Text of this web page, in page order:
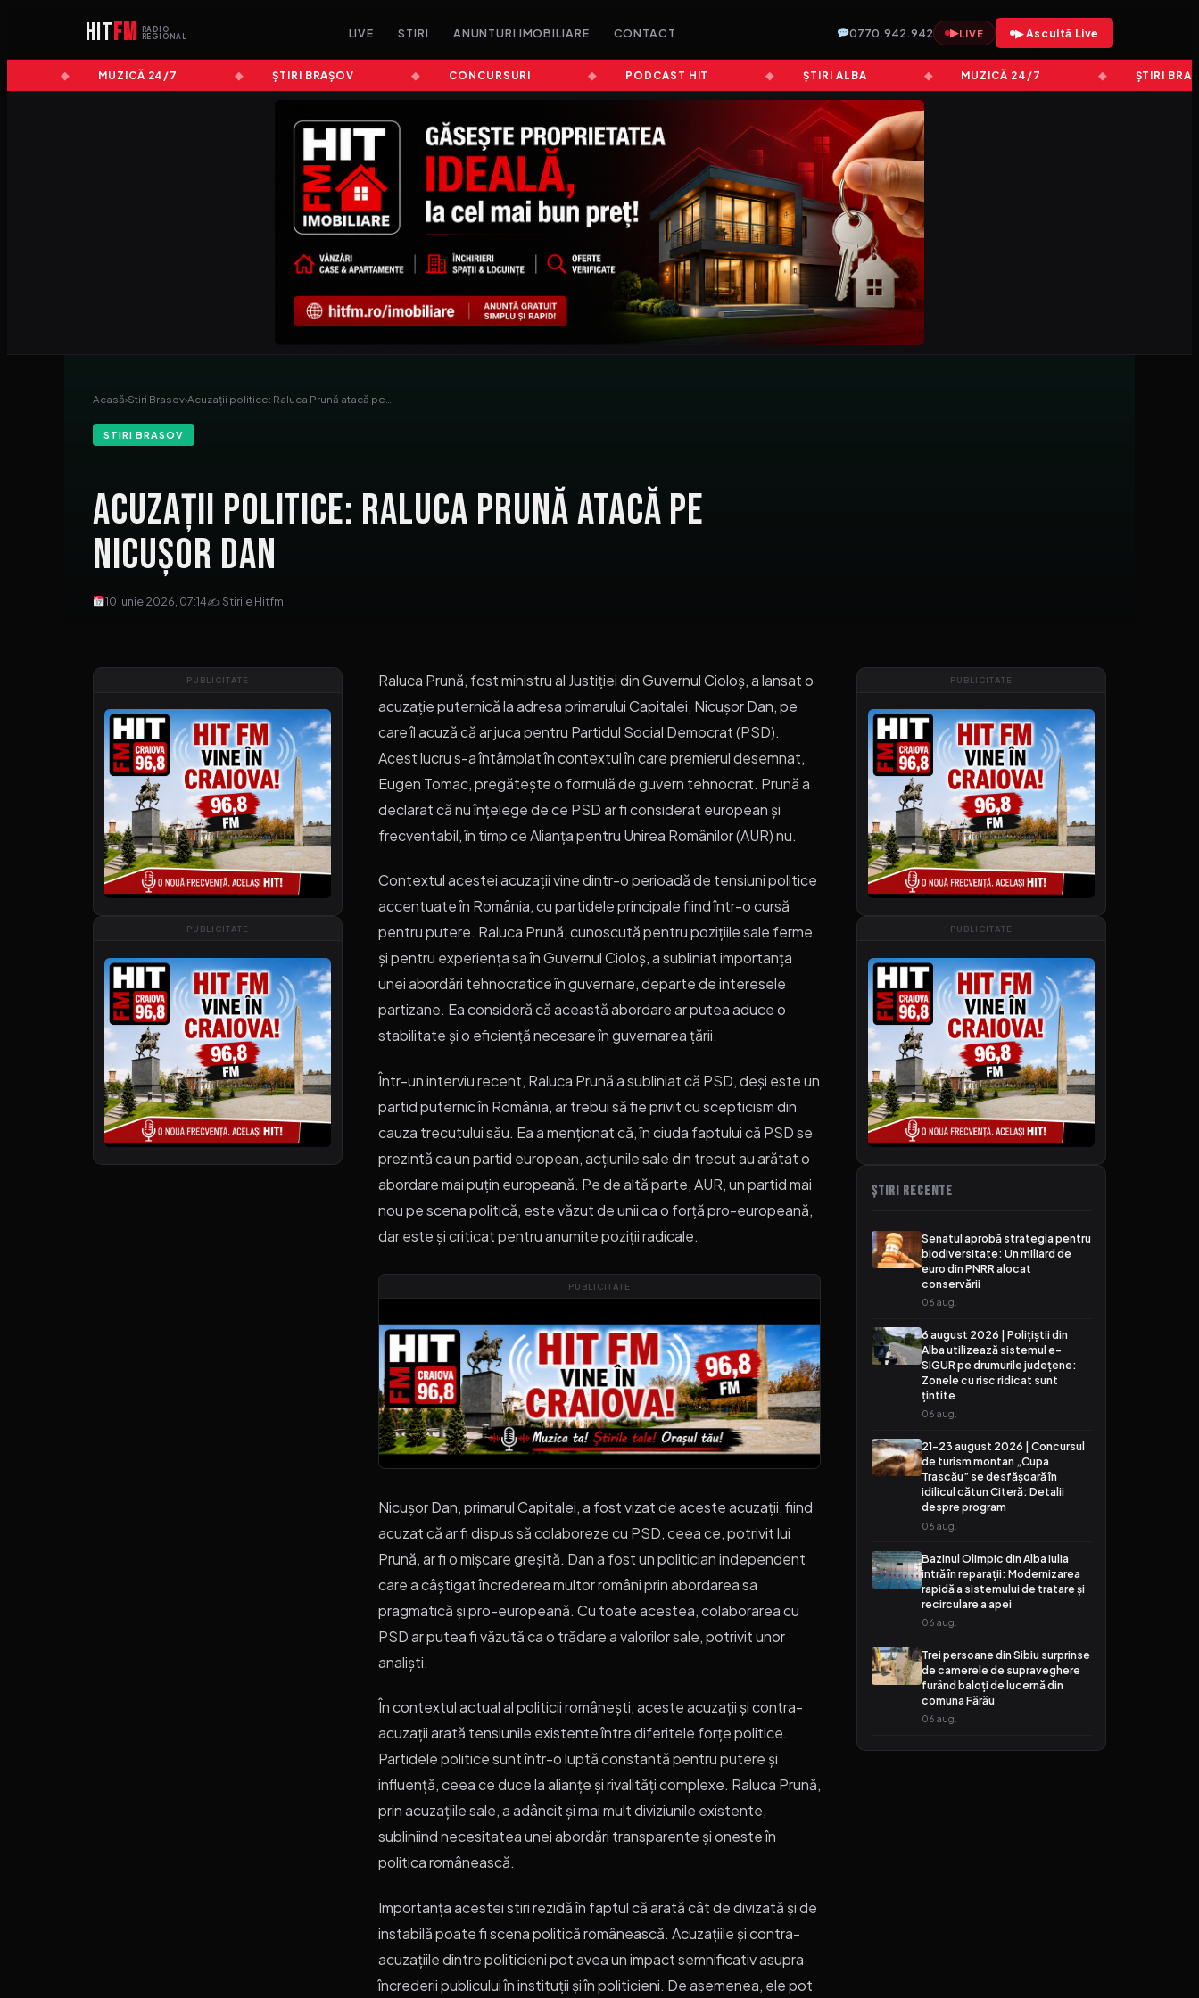
HITFM
RADIO
REGIONAL
LIVE STIRI ANUNTURI IMOBILIARE CONTACT 0770.942.942 ▶LIVE ▶ Ascultă Live
MUZICĂ 24/7 ȘTIRI BRAȘOV CONCURSURI PODCAST HIT ȘTIRI ALBA MUZICĂ 24/7 ȘTIRI BRAȘOV
Acasă›Stiri Brasov›Acuzații politice: Raluca Prună atacă pe…
STIRI BRASOV
Acuzații politice: Raluca Prună atacă pe
Nicușor Dan
10 iunie 2026, 07:14✍ Stirile Hitfm
PUBLICITATE
PUBLICITATE
Raluca Prună, fost ministru al Justiției din Guvernul Cioloș, a lansat o
acuzație puternică la adresa primarului Capitalei, Nicușor Dan, pe
care îl acuză că ar juca pentru Partidul Social Democrat (PSD).
Acest lucru s-a întâmplat în contextul în care premierul desemnat,
Eugen Tomac, pregătește o formulă de guvern tehnocrat. Prună a
declarat că nu înțelege de ce PSD ar fi considerat european și
frecventabil, în timp ce Alianța pentru Unirea Românilor (AUR) nu.
Contextul acestei acuzații vine dintr-o perioadă de tensiuni politice
accentuate în România, cu partidele principale fiind într-o cursă
pentru putere. Raluca Prună, cunoscută pentru pozițiile sale ferme
și pentru experiența sa în Guvernul Cioloș, a subliniat importanța
unei abordări tehnocratice în guvernare, departe de interesele
partizane. Ea consideră că această abordare ar putea aduce o
stabilitate și o eficiență necesare în guvernarea țării.
Într-un interviu recent, Raluca Prună a subliniat că PSD, deși este un
partid puternic în România, ar trebui să fie privit cu scepticism din
cauza trecutului său. Ea a menționat că, în ciuda faptului că PSD se
prezintă ca un partid european, acțiunile sale din trecut au arătat o
abordare mai puțin europeană. Pe de altă parte, AUR, un partid mai
nou pe scena politică, este văzut de unii ca o forță pro-europeană,
dar este și criticat pentru anumite poziții radicale.
PUBLICITATE
Nicușor Dan, primarul Capitalei, a fost vizat de aceste acuzații, fiind
acuzat că ar fi dispus să colaboreze cu PSD, ceea ce, potrivit lui
Prună, ar fi o mișcare greșită. Dan a fost un politician independent
care a câștigat încrederea multor români prin abordarea sa
pragmatică și pro-europeană. Cu toate acestea, colaborarea cu
PSD ar putea fi văzută ca o trădare a valorilor sale, potrivit unor
analiști.
În contextul actual al politicii românești, aceste acuzații și contra-
acuzații arată tensiunile existente între diferitele forțe politice.
Partidele politice sunt într-o luptă constantă pentru putere și
influență, ceea ce duce la alianțe și rivalități complexe. Raluca Prună,
prin acuzațiile sale, a adâncit și mai mult diviziunile existente,
subliniind necesitatea unei abordări transparente și oneste în
politica românească.
Importanța acestei stiri rezidă în faptul că arată cât de divizată și de
instabilă poate fi scena politică românească. Acuzațiile și contra-
acuzațiile dintre politicieni pot avea un impact semnificativ asupra
încrederii publicului în instituții și în politicieni. De asemenea, ele pot
PUBLICITATE
PUBLICITATE
ȘTIRI RECENTE
Senatul aprobă strategia pentru
biodiversitate: Un miliard de
euro din PNRR alocat
conservării
06 aug.
6 august 2026 | Polițiștii din
Alba utilizează sistemul e-
SIGUR pe drumurile județene:
Zonele cu risc ridicat sunt
țintite
06 aug.
21-23 august 2026 | Concursul
de turism montan „Cupa
Trascău” se desfășoară în
idilicul cătun Citeră: Detalii
despre program
06 aug.
Bazinul Olimpic din Alba Iulia
intră în reparații: Modernizarea
rapidă a sistemului de tratare și
recirculare a apei
06 aug.
Trei persoane din Sibiu surprinse
de camerele de supraveghere
furând baloți de lucernă din
comuna Fărău
06 aug.